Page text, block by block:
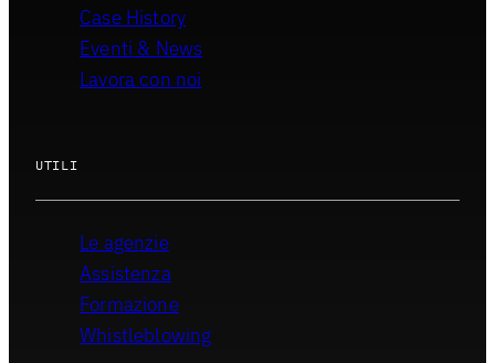
Case History
Eventi & News
Lavora con noi
UTILI
Le agenzie
Assistenza
Formazione
Whistleblowing